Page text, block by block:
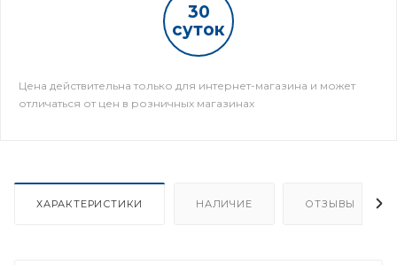
30
суток
Цена действительна только для интернет-магазина и может
отличаться от цен в розничных магазинах
ХАРАКТЕРИСТИКИ НАЛИЧИЕ ОТЗЫВЫ